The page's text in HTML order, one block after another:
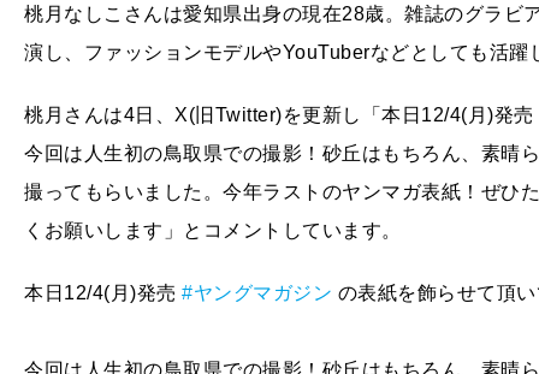
桃月なしこさんは愛知県出身の現在28歳。雑誌のグラビ
演し、ファッションモデルやYouTuberなどとしても活躍
桃月さんは4日、X(旧Twitter)を更新し「本日12/4(月)発
今回は人生初の鳥取県での撮影！砂丘はもちろん、素晴
撮ってもらいました。今年ラストのヤンマガ表紙！ぜひ
くお願いします」とコメントしています。
本日12/4(月)発売 #ヤングマガジン の表紙を飾らせて頂い
今回は人生初の鳥取県での撮影！砂丘はもちろん、素晴